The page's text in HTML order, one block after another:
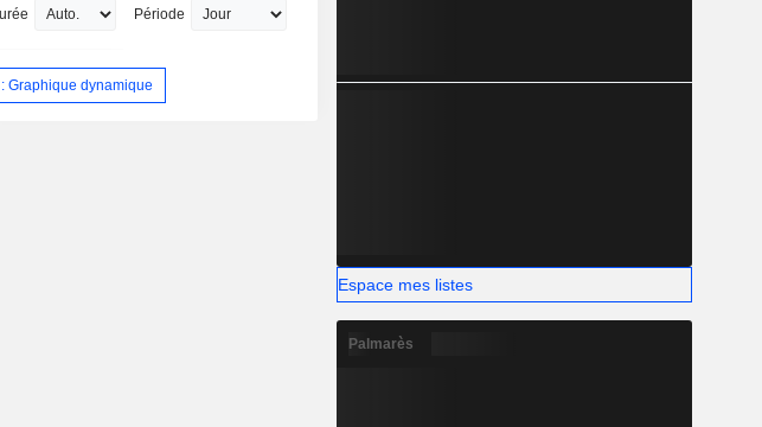
Période
: Graphique dynamique
Espace mes listes
Palmarès